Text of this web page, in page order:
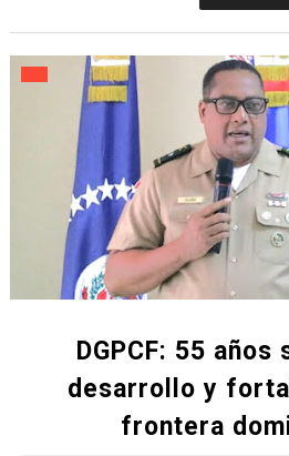
DGPCF: 55 años
desarrollo y
frontera